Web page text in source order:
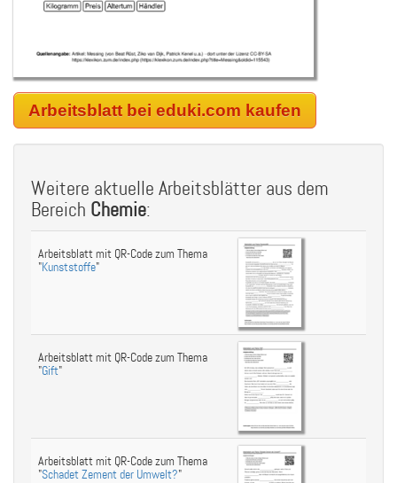
Arbeitsblatt bei eduki.com kaufen
Weitere aktuelle Arbeitsblätter aus dem
Bereich Chemie:
Arbeitsblatt mit QR-Code zum Thema
"Kunststoffe"
Arbeitsblatt mit QR-Code zum Thema
"Gift"
Arbeitsblatt mit QR-Code zum Thema
"Schadet Zement der Umwelt?"